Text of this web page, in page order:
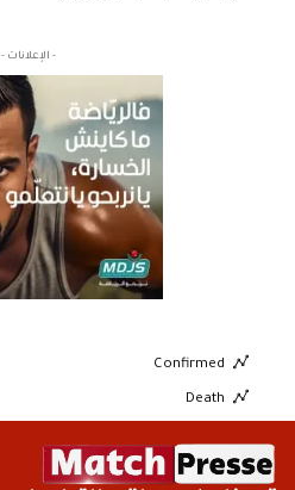
- الإعلانات -
Confirmed
Death